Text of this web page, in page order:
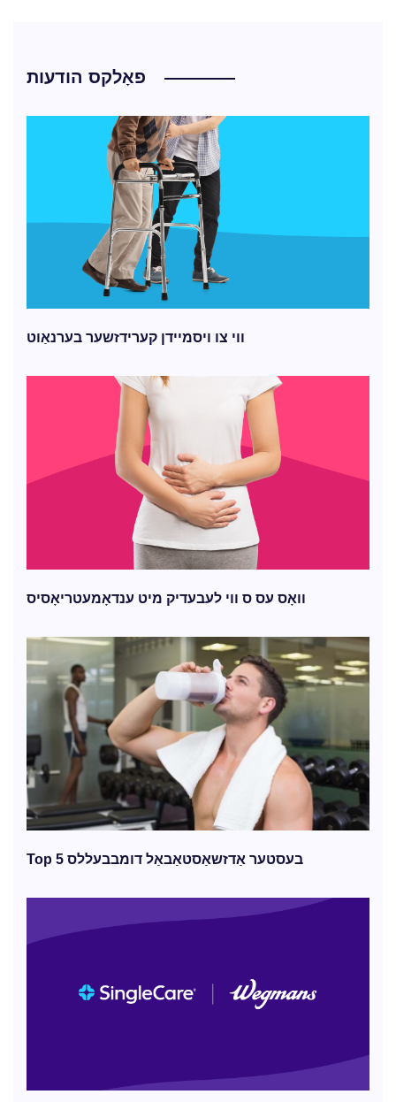
פאָלקס הודעות
ווי צו ויסמיידן קערידזשער בערנאַוט
וואָס עס ס ווי לעבעדיק מיט ענדאָמעטריאָסיס
Top 5 בעסטער אַדזשאַסטאַבאַל דומבבעללס